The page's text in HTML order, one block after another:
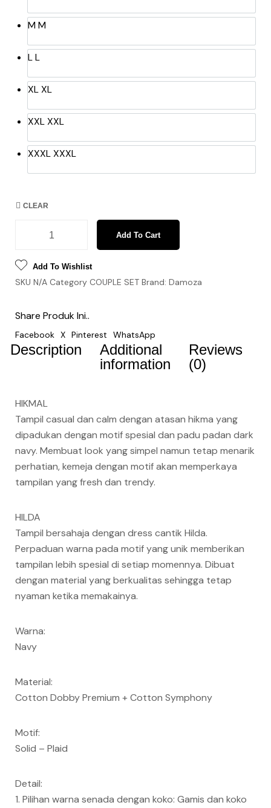
MM
LL
XLXL
XXLXXL
XXXLXXXL
CLEAR
Add To Cart
Add To Wishlist
SKU N/A Category COUPLE SET Brand: Damoza
Share Produk Ini..
Facebook X Pinterest WhatsApp
Description
Additional
information
Reviews
(0)
HIKMAL
Tampil casual dan calm dengan atasan hikma yang
dipadukan dengan motif spesial dan padu padan dark
navy. Membuat look yang simpel namun tetap menarik
perhatian, kemeja dengan motif akan memperkaya
tampilan yang fresh dan trendy.
HILDA
Tampil bersahaja dengan dress cantik Hilda.
Perpaduan warna pada motif yang unik memberikan
tampilan lebih spesial di setiap momennya. Dibuat
dengan material yang berkualitas sehingga tetap
nyaman ketika memakainya.
Warna:
Navy
Material:
Cotton Dobby Premium + Cotton Symphony
Motif:
Solid – Plaid
Detail:
1. Pilihan warna senada dengan koko: Gamis dan koko